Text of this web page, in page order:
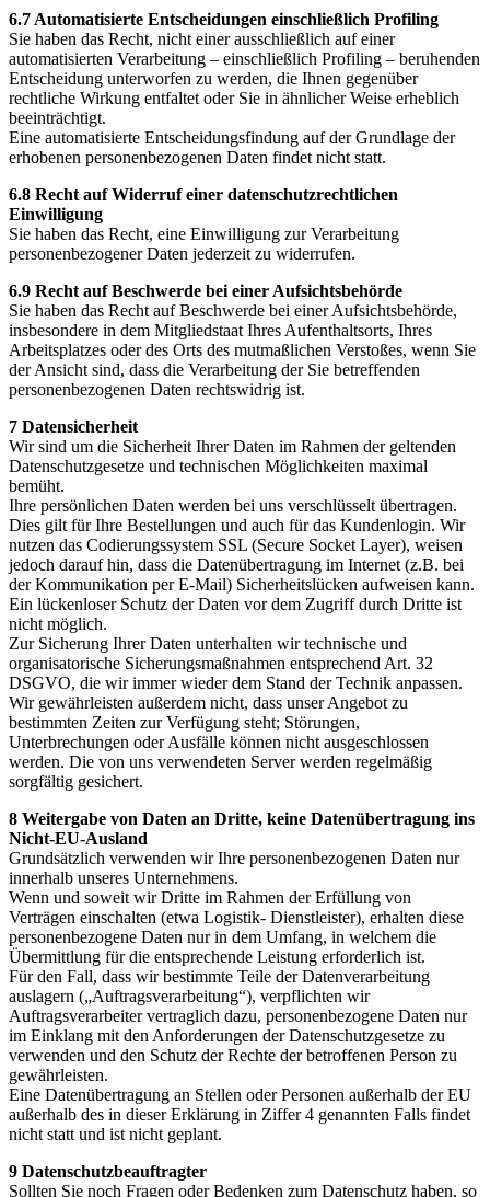
6.7 Automatisierte Entscheidungen einschließlich Profiling
Sie haben das Recht, nicht einer ausschließlich auf einer
automatisierten Verarbeitung – einschließlich Profiling – beruhenden
Entscheidung unterworfen zu werden, die Ihnen gegenüber
rechtliche Wirkung entfaltet oder Sie in ähnlicher Weise erheblich
beeinträchtigt.
Eine automatisierte Entscheidungsfindung auf der Grundlage der
erhobenen personenbezogenen Daten findet nicht statt.
6.8 Recht auf Widerruf einer datenschutzrechtlichen
Einwilligung
Sie haben das Recht, eine Einwilligung zur Verarbeitung
personenbezogener Daten jederzeit zu widerrufen.
6.9 Recht auf Beschwerde bei einer Aufsichtsbehörde
Sie haben das Recht auf Beschwerde bei einer Aufsichtsbehörde,
insbesondere in dem Mitgliedstaat Ihres Aufenthaltsorts, Ihres
Arbeitsplatzes oder des Orts des mutmaßlichen Verstoßes, wenn Sie
der Ansicht sind, dass die Verarbeitung der Sie betreffenden
personenbezogenen Daten rechtswidrig ist.
7 Datensicherheit
Wir sind um die Sicherheit Ihrer Daten im Rahmen der geltenden
Datenschutzgesetze und technischen Möglichkeiten maximal
bemüht.
Ihre persönlichen Daten werden bei uns verschlüsselt übertragen.
Dies gilt für Ihre Bestellungen und auch für das Kundenlogin. Wir
nutzen das Codierungssystem SSL (Secure Socket Layer), weisen
jedoch darauf hin, dass die Datenübertragung im Internet (z.B. bei
der Kommunikation per E-Mail) Sicherheitslücken aufweisen kann.
Ein lückenloser Schutz der Daten vor dem Zugriff durch Dritte ist
nicht möglich.
Zur Sicherung Ihrer Daten unterhalten wir technische und
organisatorische Sicherungsmaßnahmen entsprechend Art. 32
DSGVO, die wir immer wieder dem Stand der Technik anpassen.
Wir gewährleisten außerdem nicht, dass unser Angebot zu
bestimmten Zeiten zur Verfügung steht; Störungen,
Unterbrechungen oder Ausfälle können nicht ausgeschlossen
werden. Die von uns verwendeten Server werden regelmäßig
sorgfältig gesichert.
8 Weitergabe von Daten an Dritte, keine Datenübertragung ins
Nicht-EU-Ausland
Grundsätzlich verwenden wir Ihre personenbezogenen Daten nur
innerhalb unseres Unternehmens.
Wenn und soweit wir Dritte im Rahmen der Erfüllung von
Verträgen einschalten (etwa Logistik- Dienstleister), erhalten diese
personenbezogene Daten nur in dem Umfang, in welchem die
Übermittlung für die entsprechende Leistung erforderlich ist.
Für den Fall, dass wir bestimmte Teile der Datenverarbeitung
auslagern („Auftragsverarbeitung“), verpflichten wir
Auftragsverarbeiter vertraglich dazu, personenbezogene Daten nur
im Einklang mit den Anforderungen der Datenschutzgesetze zu
verwenden und den Schutz der Rechte der betroffenen Person zu
gewährleisten.
Eine Datenübertragung an Stellen oder Personen außerhalb der EU
außerhalb des in dieser Erklärung in Ziffer 4 genannten Falls findet
nicht statt und ist nicht geplant.
9 Datenschutzbeauftragter
Sollten Sie noch Fragen oder Bedenken zum Datenschutz haben, so